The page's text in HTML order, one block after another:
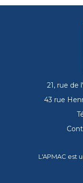
21, rue de
43 rue
L'APMAC est